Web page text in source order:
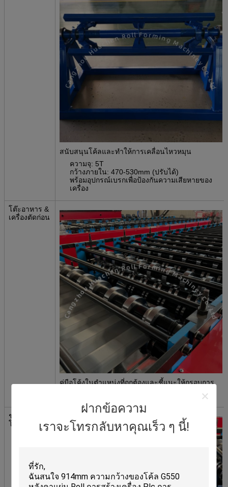
ฝากข้อความ
เราจะโทรกลับหาคุณเร็ว ๆ นี้!
สนับสนุนโค้ลและทําให้การเคลื่อนไหวหมุน
ความจุ: 5T
กว้างภายใน: 470-530mm (ปรับได้)
พร้อมอุปกรณ์เบรกเพื่อป้องกันความเสียหายของ
เครื่อง
โต๊ะอาหาร &
เครื่องตัดก่อน
คู่มือโค้งในตําแหน่งที่ถูกต้องและชี้แนะให้กรอบการ
ชาฟท์และ
โรลเลอร์